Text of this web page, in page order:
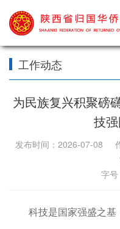
工作动态
为民族复兴积聚磅
技
发布时间：2026-07-08
字号
科技是国家强盛之基